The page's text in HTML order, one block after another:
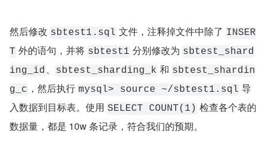
然后修改 sbtest1.sql 文件，注释掉文件中除了 INSER
T 外的语句，并将 sbtest1 分别修改为 sbtest_shard
ing_id 、 sbtest_sharding_k 和 sbtest_shardin
g_c ，然后执行 mysql> source ~/sbtest1.sql 导
入数据到目标表。使用 SELECT COUNT(1) 检查各个表的
数据量，都是 10w 条记录，符合我们的预期。